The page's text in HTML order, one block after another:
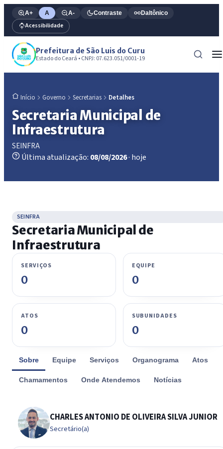
A+ A A- Contraste Daltônico
Acessibilidade
Prefeitura de São Luis do Curu
Estado do Ceará • CNPJ: 07.623.051/0001-19
Início Governo Secretarias Detalhes
Secretaria Municipal de
Infraestrutura
SEINFRA
Última atualização: 08/08/2026· hoje
SEINFRA
Secretaria Municipal de
Infraestrutura
SERVIÇOS
0
EQUIPE
0
ATOS
0
SUBUNIDADES
0
Sobre Equipe Serviços Organograma Atos
Chamamentos Onde Atendemos Notícias
CHARLES ANTONIO DE OLIVEIRA SILVA JUNIOR
Secretário(a)